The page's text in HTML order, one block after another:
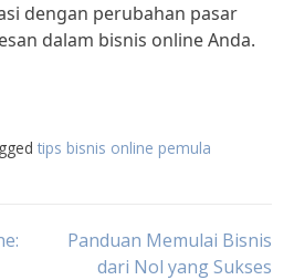
dengan perubahan pasar
dalam bisnis online Anda.
tips bisnis online pemula
Panduan Memulai Bisnis
dari Nol yang Sukses